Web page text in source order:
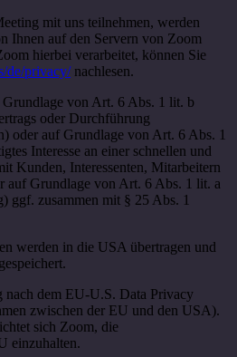
mit uns teilnehmen, werden
Ihnen auf den Servern von Zoom
hierbei verarbeitet, können Sie
de/privacy/nachlesen.
von Art. 6 Abs. 1 lit. b
oder Durchführung
oder auf Grundlage von Art. 6 Abs. 1
Interesse an einer schnellen und
Kunden, Interessenten, Mitarbeitern
auf Grundlage von Art. 6 Abs. 1 lit. a
zusammen mit § 25 Abs. 1
werden in die USA übertragen und
nach dem EU-U.S. Data Privacy
zwischen der EU und den USA).
sich Zoom, die
einzuhalten.